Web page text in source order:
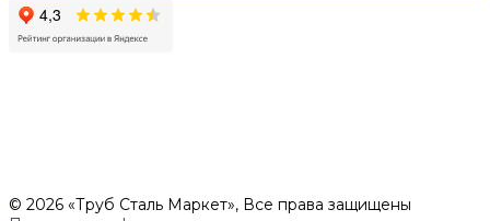
© 2026 «Труб Сталь Маркет», Все права защищены